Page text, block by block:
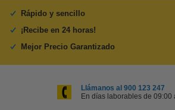
Rápido y sencillo
¡Recibe en 24 horas!
Mejor Precio Garantizado
Llámanos al 900 123 247
En días laborables de 09:00